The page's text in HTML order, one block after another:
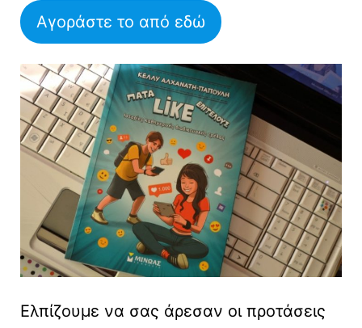
Αγοράστε το από εδώ
Ελπίζουμε να σας άρεσαν οι προτάσεις